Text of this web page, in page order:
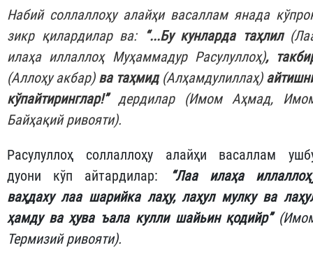
Набий соллаллоҳу алайҳи васаллам янада
зикр қилардилар ва: “...Бу кунларда таҳлил
илаҳа иллаллоҳ Муҳаммадур Расулуллоҳ),
(Аллоҳу акбар)ва таҳмид (Алҳамдулиллаҳ)
кўпайтиринглар!”дердилар (Имом Аҳмад,
Байҳақий ривояти).
Расулуллоҳ соллаллоҳу алайҳи васаллам
дуони кўп айтардилар:
“Лаа илаҳа
ваҳдаху лаа шарийка лаҳу, лаҳул мулку ва
ҳамду ва ҳува ъала кулли шайьин қодийр”
Термизий ривояти).